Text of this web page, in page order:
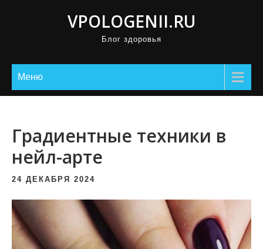
VPOLOGENII.RU
Блог здоровья
Меню
Градиентные техники в
нейл-арте
24 ДЕКАБРЯ 2024